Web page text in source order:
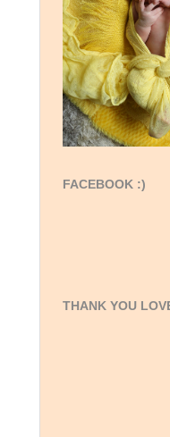
FACEBOOK :)
THANK YOU